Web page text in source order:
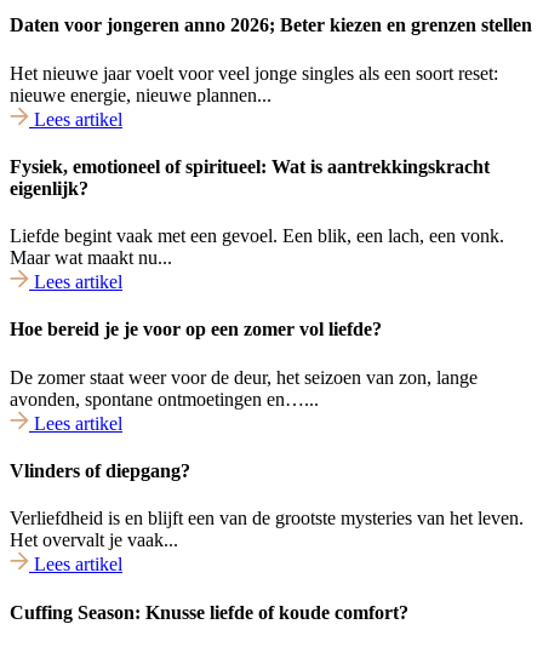
Daten voor jongeren anno 2026; Beter kiezen en grenzen stellen
Het nieuwe jaar voelt voor veel jonge singles als een soort reset:
nieuwe energie, nieuwe plannen...
Lees artikel
Fysiek, emotioneel of spiritueel: Wat is aantrekkingskracht
eigenlijk?
Liefde begint vaak met een gevoel. Een blik, een lach, een vonk.
Maar wat maakt nu...
Lees artikel
Hoe bereid je je voor op een zomer vol liefde?
De zomer staat weer voor de deur, het seizoen van zon, lange
avonden, spontane ontmoetingen en…...
Lees artikel
Vlinders of diepgang?
Verliefdheid is en blijft een van de grootste mysteries van het leven.
Het overvalt je vaak...
Lees artikel
Cuffing Season: Knusse liefde of koude comfort?